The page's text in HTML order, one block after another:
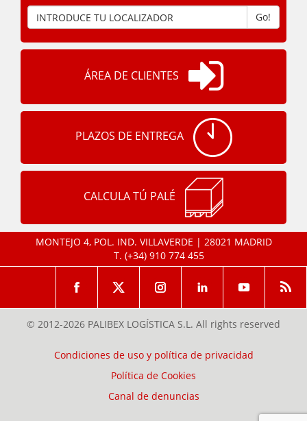
Go!
ÁREA DE CLIENTES
PLAZOS DE ENTREGA
CALCULA TÚ PALÉ
MONTEJO 4, POL. IND. VILLAVERDE | 28021 MADRID
T. (+34) 910 774 455
© 2012-2026 PALIBEX LOGÍSTICA S.L. All rights reserved
Condiciones de uso y política de privacidad
Política de Cookies
Canal de denuncias